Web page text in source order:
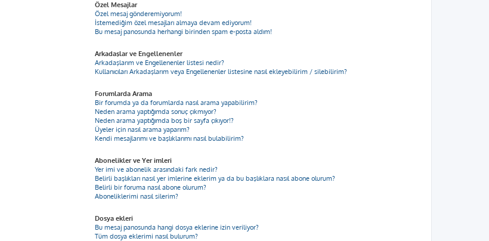
Özel Mesajlar
Özel mesaj gönderemiyorum!
İstemediğim özel mesajları almaya devam ediyorum!
Bu mesaj panosunda herhangi birinden spam e-posta aldım!
Arkadaşlar ve Engellenenler
Arkadaşlarım ve Engellenenler listesi nedir?
Kullanıcıları Arkadaşlarım veya Engellenenler listesine nasıl ekleyebilirim / silebilirim?
Forumlarda Arama
Bir forumda ya da forumlarda nasıl arama yapabilirim?
Neden arama yaptığımda sonuç çıkmıyor?
Neden arama yaptığımda boş bir sayfa çıkıyor!?
Üyeler için nasıl arama yaparım?
Kendi mesajlarımı ve başlıklarımı nasıl bulabilirim?
Abonelikler ve Yer imleri
Yer imi ve abonelik arasındaki fark nedir?
Belirli başlıkları nasıl yer imlerine eklerim ya da bu başlıklara nasıl abone olurum?
Belirli bir foruma nasıl abone olurum?
Aboneliklerimi nasıl silerim?
Dosya ekleri
Bu mesaj panosunda hangi dosya eklerine izin veriliyor?
Tüm dosya eklerimi nasıl bulurum?